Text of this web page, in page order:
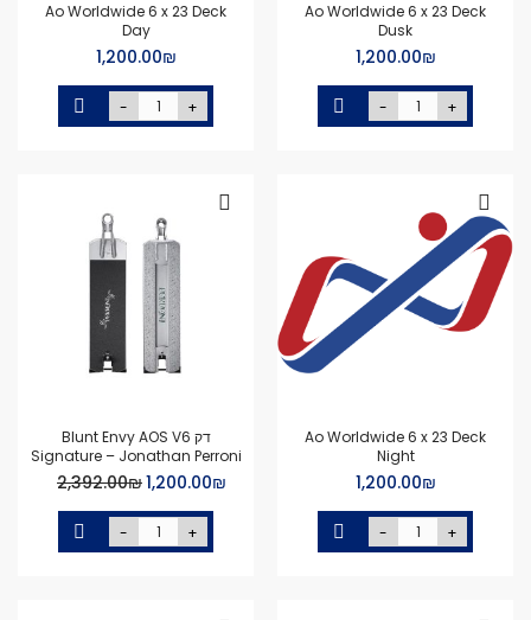
Ao Worldwide 6 x 23 Deck
Dusk
₪‏1,200.00
- +
Ao Worldwide 6 x 23 Deck
Day
₪‏1,200.00
- +
Ao Worldwide 6 x 23 Deck
Night
₪‏1,200.00
- +
דק Blunt Envy AOS V6
Signature – Jonathan Perroni
Special
₪‏1,200.00
₪‏2,392.00
- +